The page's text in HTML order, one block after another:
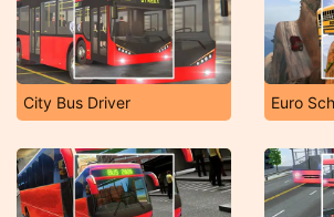
City Bus Driver